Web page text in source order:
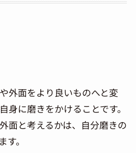
外面をより良いものへと変
身に磨きをかけることです。
面と考えるかは、自分磨きの
。